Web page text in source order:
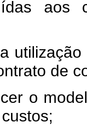
aos
de
modelo